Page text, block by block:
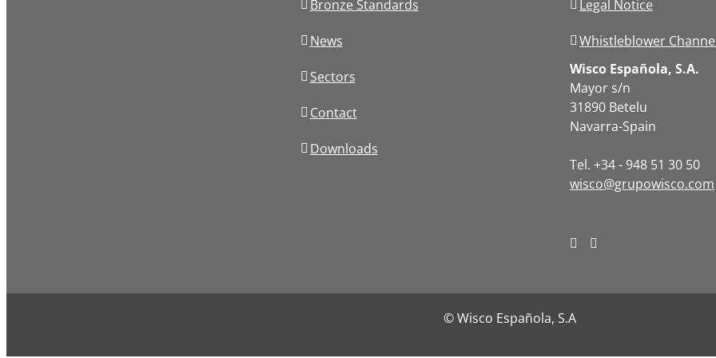
Bronze Standards
News
Sectors
Contact
Downloads
Legal Notice
Whistleblower
Wisco Española, S.A.
Mayor s/n
31890 Betelu
Navarra-Spain
Tel. +34 - 948 51 30 50
wisco@grupowisco.com
© Wisco Española, S.A